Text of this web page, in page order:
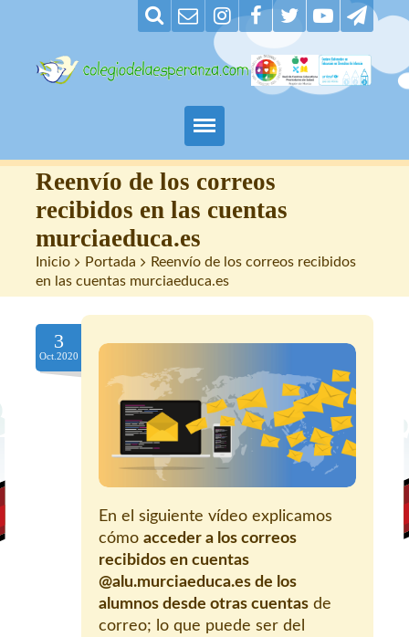
Padres
Alumnos
Maestros
Nuestro centro
Contacto
Reenvío de los correos
recibidos en las cuentas
murciaeduca.es
Inicio > Portada > Reenvío de los correos recibidos
en las cuentas murciaeduca.es
3
Oct.2020
En el siguiente vídeo explicamos
cómo acceder a los correos
recibidos en cuentas
@alu.murciaeduca.es de los
alumnos desde otras cuentas de
correo; lo que puede ser del